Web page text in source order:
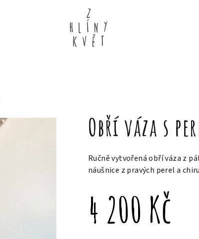
Obří váza s
Ručně vytvořená obří váza z
náušnice z pravých perel a
4 200 Kč